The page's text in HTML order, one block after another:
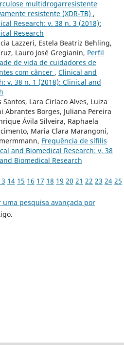
multidrogarresistente
resistente (XDR-TB) ,
Research: v. 38 n. 3 (2018):
Research
Lazzeri, Estela Beatriz Behling,
Lauro José Gregianin, Perfil
de vida de cuidadores de
com câncer , Clinical and
v. 38 n. 1 (2018): Clinical and
Lara Ciríaco Alves, Luiza
Abrantes Borges, Juliana Pereira
Ávila Silveira, Raphaela
Maria Clara Marangoni,
Frequência de sífilis
and Biomedical Research: v. 38
Biomedical Research
14 15 16 17 18 19 20 21 22 23 24 25
uma pesquisa avançada por